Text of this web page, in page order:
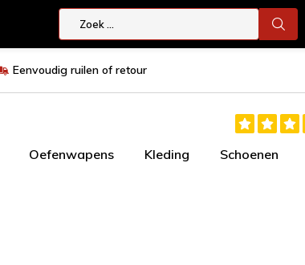
Eenvoudig ruilen of retour
Oefenwapens Kleding Schoenen